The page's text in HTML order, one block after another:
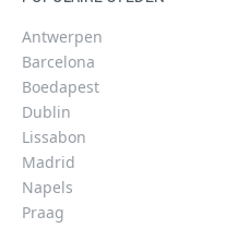
Antwerpen
Barcelona
Boedapest
Dublin
Lissabon
Madrid
Napels
Praag